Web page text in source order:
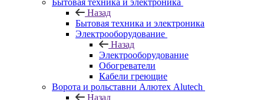
Бытовая техника и электроника
Назад
Бытовая техника и электроника
Электрооборудование
Назад
Электрооборудование
Обогреватели
Кабели греющие
Ворота и рольставни Алютех Alutech
Назад